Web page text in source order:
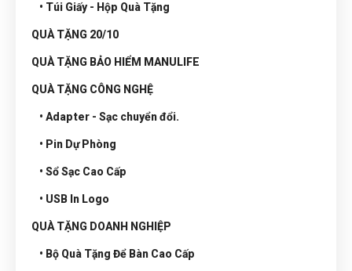
• Túi Giấy - Hộp Quà Tặng
QUÀ TẶNG 20/10
QUÀ TẶNG BẢO HIỂM MANULIFE
QUÀ TẶNG CÔNG NGHỆ
• Adapter - Sạc chuyển đổi.
• Pin Dự Phòng
• Sổ Sạc Cao Cấp
• USB In Logo
QUÀ TẶNG DOANH NGHIỆP
• Bộ Quà Tặng Để Bàn Cao Cấp